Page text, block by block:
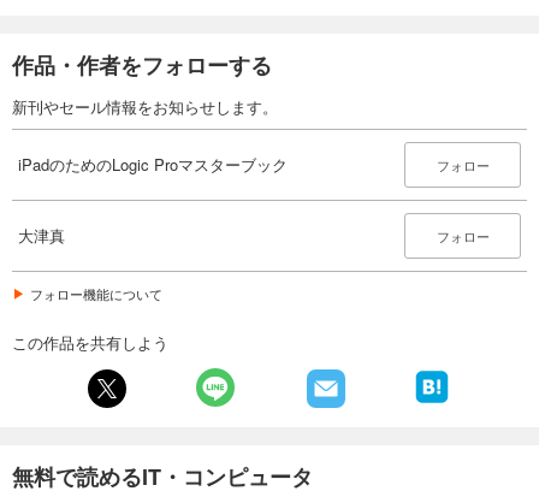
作品・作者をフォローする
新刊やセール情報をお知らせします。
iPadのためのLogic Proマスターブック フォロー
大津真 フォロー
フォロー機能について
この作品を共有しよう
無料で読めるIT・コンピュータ